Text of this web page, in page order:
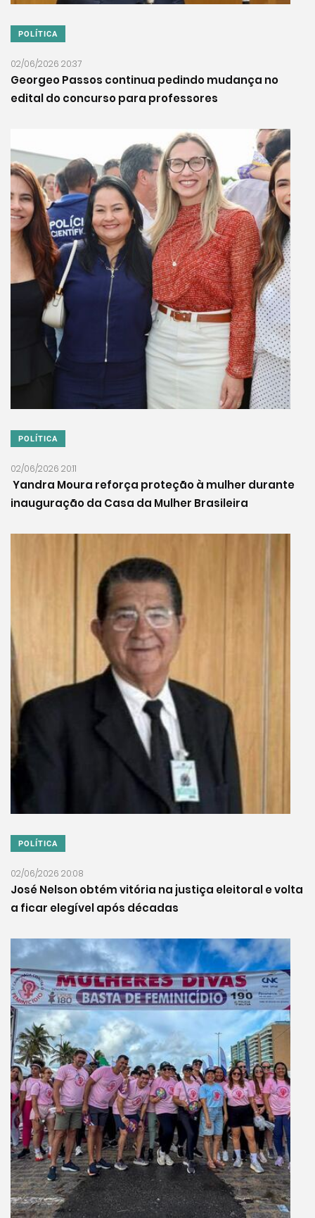
POLÍTICA
02/06/2026 20:37
Georgeo Passos continua pedindo mudança no
edital do concurso para professores
POLÍTICA
02/06/2026 20:11
Yandra Moura reforça proteção à mulher durante
inauguração da Casa da Mulher Brasileira
POLÍTICA
02/06/2026 20:08
José Nelson obtém vitória na justiça eleitoral e volta
a ficar elegível após décadas